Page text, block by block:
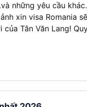
những yêu cầu
xin visa Romania
của Tân Văn Lang!